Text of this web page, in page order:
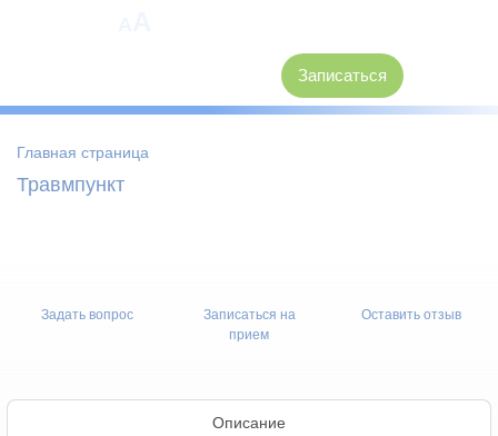
Записаться
Главная страница
Травмпункт
Задать вопрос
Записаться на
прием
Оставить отзыв
Описание